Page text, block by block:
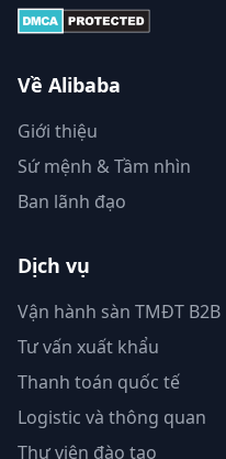
Về Alibaba
Giới thiệu
Sứ mệnh & Tầm nhìn
Ban lãnh đạo
Dịch vụ
Vận hành sàn TMĐT B2B
Tư vấn xuất khẩu
Thanh toán quốc tế
Logistic và thông quan
Thư viện đào tạo